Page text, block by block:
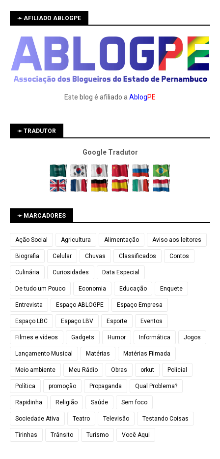
➛ AFILIADO ABLOGPE
Este blog é afiliado a AblogPE
➛ TRADUTOR
Google Tradutor
➛ MARCADORES
Ação Social Agricultura Alimentação Aviso aos leitores
Biografia Celular Chuvas Classificados Contos
Culinária Curiosidades Data Especial
De tudo um Pouco Economia Educação Enquete
Entrevista Espaço ABLOGPE Espaço Empresa
Espaço LBC Espaço LBV Esporte Eventos
Filmes e vídeos Gadgets Humor Informática Jogos
Lançamento Musical Matérias Matérias Filmada
Meio ambiente Meu Rádio Obras orkut Policial
Política promoção Propaganda Qual Problema?
Rapidinha Religião Saúde Sem foco
Sociedade Ativa Teatro Televisão Testando Coisas
Tirinhas Trânsito Turismo Você Aqui